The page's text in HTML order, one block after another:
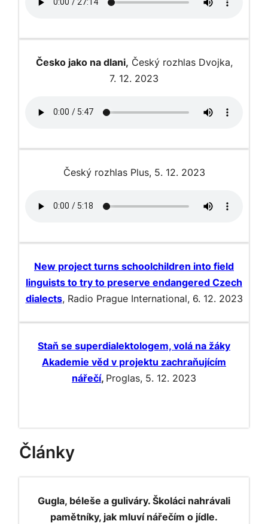
Česko jako na dlani, Český rozhlas Dvojka,
7. 12. 2023
Český rozhlas Plus, 5. 12. 2023
New project turns schoolchildren into field
linguists to try to preserve endangered Czech
dialects, Radio Prague International, 6. 12. 2023
Staň se superdialektologem, volá na žáky
Akademie věd v projektu zachraňujícím
nářečí, Proglas, 5. 12. 2023
Články
Gugla, béleše a guliváry. Školáci nahrávali
pamětníky, jak mluví nářečím o jídle.